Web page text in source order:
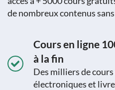
de nombreux contenus
Cours en ligne
à la fin
Des milliers de
électroniques et